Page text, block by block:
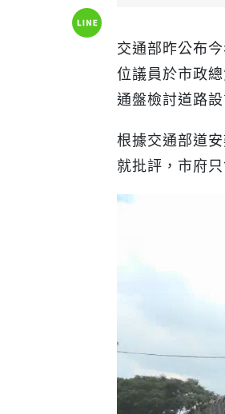
交通部昨公布
位議員於市政
通盤檢討道路
根據交通部道
就批評，市府